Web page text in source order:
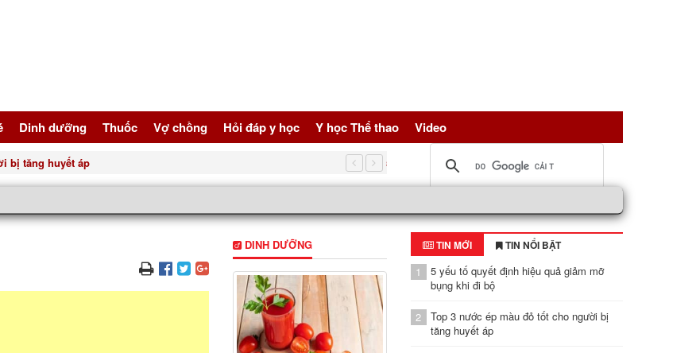
Dinh dưỡng Thuốc Vợ chồng Hỏi đáp y học Y học Thể thao Video
bị tăng huyết áp 5 nguồn đạm vàng giúp trẻ hóa tế bài, bảo vệ sức khỏe toàn
DINH DƯỠNG TIN MỚI TIN NỔI BẬT
1
5 yếu tố quyết định hiệu quả giảm mỡ
bụng khi đi bộ
2
Top 3 nước ép màu đỏ tốt cho người bị
tăng huyết áp